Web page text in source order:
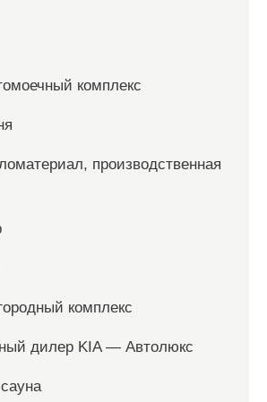
комплекс
производственная
комплекс
дилер KIA — Автолюкс